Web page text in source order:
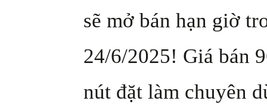
sẽ mở bán hạn giờ
24/6/2025! Giá bán
nút đặt làm chuyên